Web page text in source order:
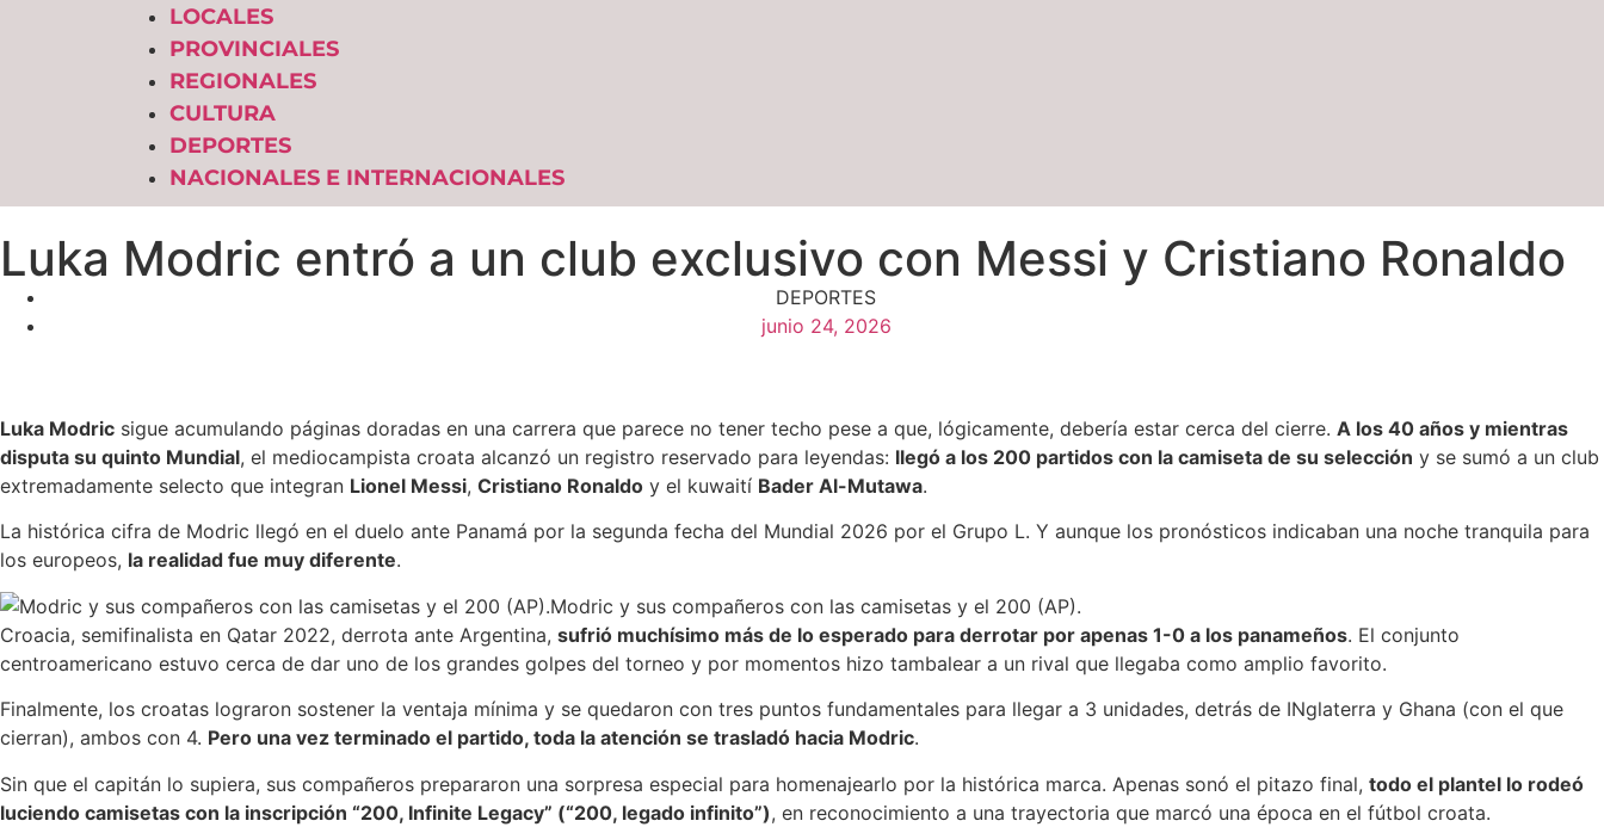
LOCALES
PROVINCIALES
REGIONALES
CULTURA
DEPORTES
NACIONALES E INTERNACIONALES
​Luka Modric entró a un club exclusivo con Messi y Cristiano Ronaldo
DEPORTES
junio 24, 2026
Luka Modric sigue acumulando páginas doradas en una carrera que parece no tener techo pese a que, lógicamente, debería estar cerca del cierre. A los 40 años y mientras
disputa su quinto Mundial, el mediocampista croata alcanzó un registro reservado para leyendas: llegó a los 200 partidos con la camiseta de su selección y se sumó a un club
extremadamente selecto que integran Lionel Messi, Cristiano Ronaldo y el kuwaití Bader Al-Mutawa.
La histórica cifra de Modric llegó en el duelo ante Panamá por la segunda fecha del Mundial 2026 por el Grupo L. Y aunque los pronósticos indicaban una noche tranquila para
los europeos, la realidad fue muy diferente.
Modric y sus compañeros con las camisetas y el 200 (AP).
Croacia, semifinalista en Qatar 2022, derrota ante Argentina, sufrió muchísimo más de lo esperado para derrotar por apenas 1-0 a los panameños. El conjunto
centroamericano estuvo cerca de dar uno de los grandes golpes del torneo y por momentos hizo tambalear a un rival que llegaba como amplio favorito.
Finalmente, los croatas lograron sostener la ventaja mínima y se quedaron con tres puntos fundamentales para llegar a 3 unidades, detrás de INglaterra y Ghana (con el que
cierran), ambos con 4. Pero una vez terminado el partido, toda la atención se trasladó hacia Modric.
Sin que el capitán lo supiera, sus compañeros prepararon una sorpresa especial para homenajearlo por la histórica marca. Apenas sonó el pitazo final, todo el plantel lo rodeó
luciendo camisetas con la inscripción “200, Infinite Legacy” (“200, legado infinito”), en reconocimiento a una trayectoria que marcó una época en el fútbol croata.